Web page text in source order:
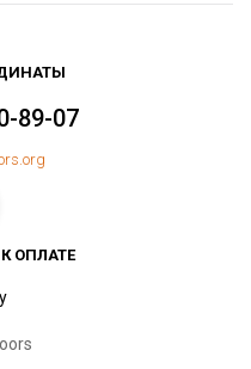
89-07
ОПЛАТЕ